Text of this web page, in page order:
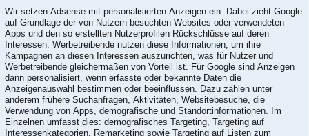
Wir setzen Adsense mit personalisierten Anzeigen ein. Dabei zieht Google
auf Grundlage der von Nutzern besuchten Websites oder verwendeten
Apps und den so erstellten Nutzerprofilen Rückschlüsse auf deren
Interessen. Werbetreibende nutzen diese Informationen, um ihre
Kampagnen an diesen Interessen auszurichten, was für Nutzer und
Werbetreibende gleichermaßen von Vorteil ist. Für Google sind Anzeigen
dann personalisiert, wenn erfasste oder bekannte Daten die
Anzeigenauswahl bestimmen oder beeinflussen. Dazu zählen unter
anderem frühere Suchanfragen, Aktivitäten, Websitebesuche, die
Verwendung von Apps, demografische und Standortinformationen. Im
Einzelnen umfasst dies: demografisches Targeting, Targeting auf
Interessenkategorien, Remarketing sowie Targeting auf Listen zum